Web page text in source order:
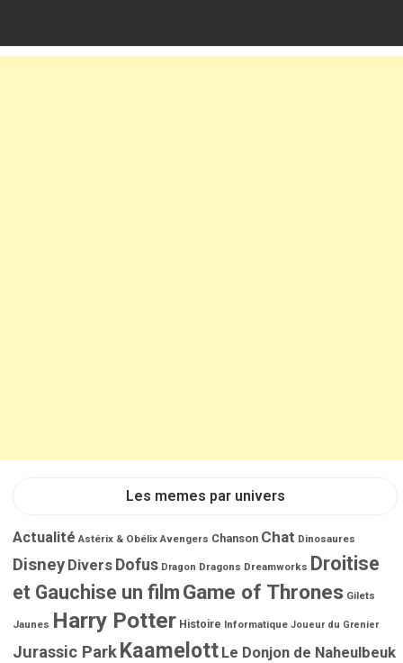
Les memes par univers
Actualité Astérix & Obélix Avengers Chanson Chat Dinosaures
Disney Divers Dofus Dragon Dragons Dreamworks Droitise
et Gauchise un film Game of Thrones Gilets
Jaunes Harry Potter Histoire Informatique Joueur du Grenier
Jurassic ParkKaamelott Le Donjon de Naheulbeuk